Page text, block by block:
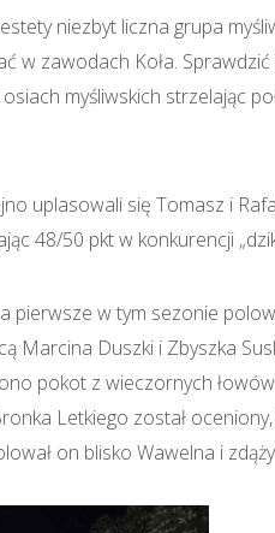
niezbyt liczna grupa
w zawodach Koła.
myśliwskich strzelając
uplasowali się Tomasz i
48/50 pkt w konkurencji
pierwsze w tym sezonie
Marcina Duszki i Zbyszka
pokot z wieczornych
Letkiego został
on blisko Wawelna i